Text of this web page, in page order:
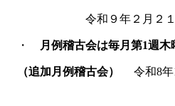
令和９年２月２１日（日
・ 月例稽古会は毎月第1週
（追加月例稽古会） 令和8